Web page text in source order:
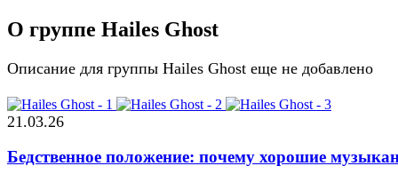
О группе Hailes Ghost
Описание для группы Hailes Ghost еще не добавлено
21.03.26
Бедственное положение: почему хорошие